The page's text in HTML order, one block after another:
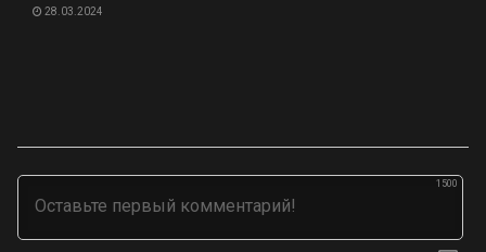
28.03.2024
1500